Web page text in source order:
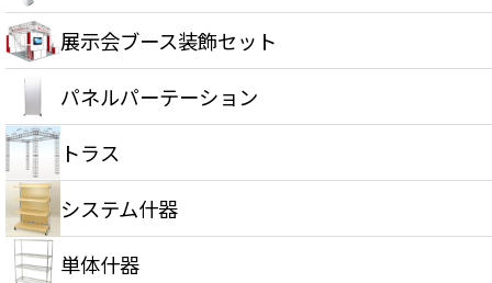
展示会ブース装飾セット
パネルパーテーション
トラス
システム什器
単体什器